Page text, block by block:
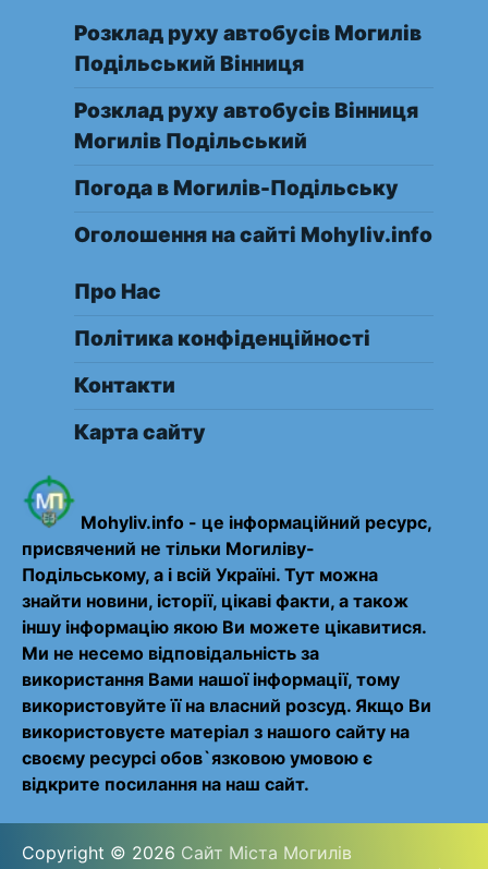
Розклад руху автобусів Могилів
Подільський Вінниця
Розклад руху автобусів Вінниця
Могилів Подільський
Погода в Могилів-Подільську
Оголошення на сайті Mohyliv.info
Про Нас
Політика конфіденційності
Контакти
Карта сайту
Mohyliv.info - це інформаційний ресурс,
присвячений не тільки Могиліву-
Подільському, а і всій Україні. Тут можна
знайти новини, історії, цікаві факти, а також
іншу інформацію якою Ви можете цікавитися.
Ми не несемо відповідальність за
використання Вами нашої інформації, тому
використовуйте її на власний розсуд. Якщо Ви
використовуєте матеріал з нашого сайту на
своєму ресурсі обов`язковою умовою є
відкрите посилання на наш сайт.
Copyright © 2026 Сайт Міста Могилів